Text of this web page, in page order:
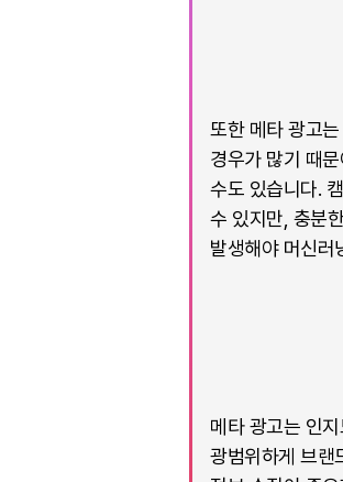
또한 메타 광고
경우가 많기 때
수도 있습니다.
수 있지만, 충분
발생해야 머신러
메타 광고는 인
광범위하게 브랜